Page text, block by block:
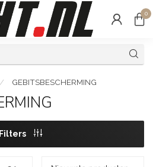
0
/ GEBITSBESCHERMING
Filters